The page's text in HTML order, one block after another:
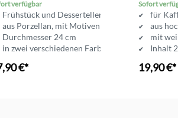
verfügbar
Frühstück und Desserteller
aus Porzellan, mit Motiven
Durchmesser 24 cm
in zwei verschiedenen Farben erhältlich
€*
Sofort
für
aus
mit
Inhalt
19,90 €*